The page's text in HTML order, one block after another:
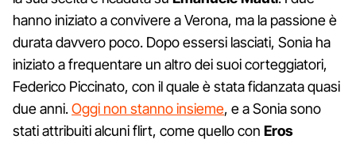
hanno iniziato a convivere a Verona, ma la passione è
durata davvero poco. Dopo essersi lasciati, Sonia ha
iniziato a frequentare un altro dei suoi corteggiatori,
Federico Piccinato, con il quale è stata fidanzata quasi
due anni.Oggi non stanno insieme, e a Sonia sono
stati attribuiti alcuni flirt, come quello con Eros